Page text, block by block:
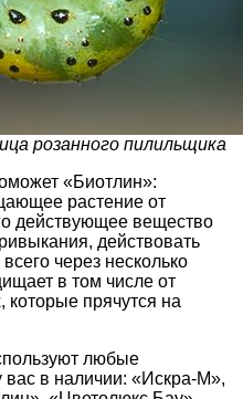
розанного пилильщика
«Биотлин»:
растение от
действующее вещество
действовать
через несколько
в том числе от
прячутся на
любые
вас в наличии: «Искра-М»,